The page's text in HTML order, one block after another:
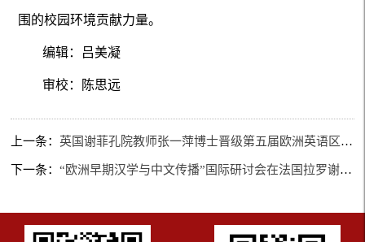
围的校园环境贡献力量。
编辑：吕美凝
审校：陈思远
上一条：英国谢菲孔院教师张一萍博士晋级第五届欧洲英语区中文教学技能大赛总决赛
下一条：“欧洲早期汉学与中文传播”国际研讨会在法国拉罗谢尔大学举办